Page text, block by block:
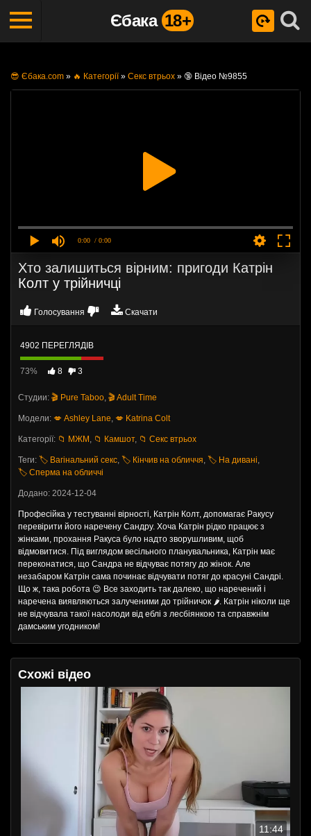
Єбака 18+
😎 Єбака.com » 🔥 Категорії» Секс втрьох » 🔞 Відео №9855
0:00 / 0:00
Хто залишиться вірним: пригоди Катрін
Колт у трійничці
Голосування Скачати
4902 ПЕРЕГЛЯДІВ
73% 8 3
Студии: 🎬 Pure Taboo, 🎬 Adult Time
Модели: 💋 Ashley Lane, 💋 Katrina Colt
Категорії: 📁 МЖМ , 📁 Камшот, 📁 Секс втрьох
Теги: 🏷️ Вагінальний секс, 🏷️ Кінчив на обличчя, 🏷️ На дивані,
🏷️ Сперма на обличчі
Додано: 2024-12-04
Професійка у тестуванні вірності, Катрін Колт, допомагає Ракусу
перевірити його наречену Сандру. Хоча Катрін рідко працює з
жінками, прохання Ракуса було надто зворушливим, щоб
відмовитися. Під виглядом весільного планувальника, Катрін має
переконатися, що Сандра не відчуває потягу до жінок. Але
незабаром Катрін сама починає відчувати потяг до красуні Сандрі.
Що ж, така робота 😉 Все заходить так далеко, що наречений і
наречена виявляються залученими до трійничок 🌶️. Катрін ніколи ще
не відчувала такої насолоди від еблі з лесбіянкою та справжнім
дамським угодником!
Схожі відео
11:44